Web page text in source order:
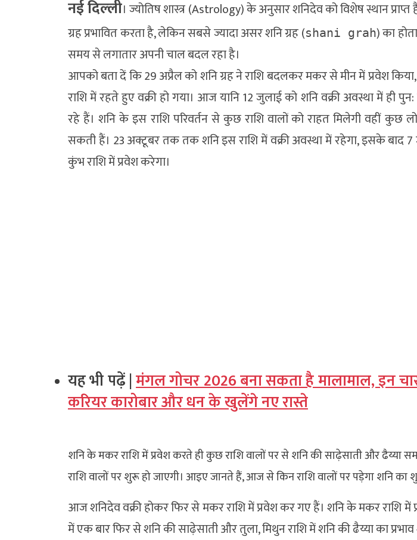
नई दिल्‍ली। ज्योतिष शास्त्र (Astrology) के अनुसार शनिदेव को विशेष स्थान
ग्रह प्रभावित करता है, लेकिन सबसे ज्यादा असर शनि ग्रह (shani grah) का
समय से लगातार अपनी चाल बदल रहा है।
आपको बता दें कि 29 अप्रैल को शनि ग्रह ने राशि बदलकर मकर से मीन में प्रवेश
राशि में रहते हुए वक्री हो गया। आज यानि 12 जुलाई को शनि वक्री अवस्था में ही
रहे हैं। शनि के इस राशि परिवर्तन से कुछ राशि वालों को राहत मिलेगी वहीं कुछ
सकती हैं। 23 अक्टूबर तक तक शनि इस राशि में वक्री अवस्था में रहेगा, इसके बाद
कुंभ राशि में प्रवेश करेगा।
यह भी पढ़ें |मंगल गोचर 2026 बना सकता है मालामाल, इन
करियर कारोबार और धन के खुलेंगे नए रास्ते
शनि के मकर राशि में प्रवेश करते ही कुछ राशि वालों पर से शनि की साढ़ेसाती और ढैय्या
राशि वालों पर शुरू हो जाएगी। आइए जानते हैं, आज से किन राशि वालों पर पड़ेगा शनि का
आज शनिदेव वक्री होकर फिर से मकर राशि में प्रवेश कर गए हैं। शनि के मकर राशि में
में एक बार फिर से शनि की साढ़ेसाती और तुला, मिथुन राशि में शनि की ढैय्या का